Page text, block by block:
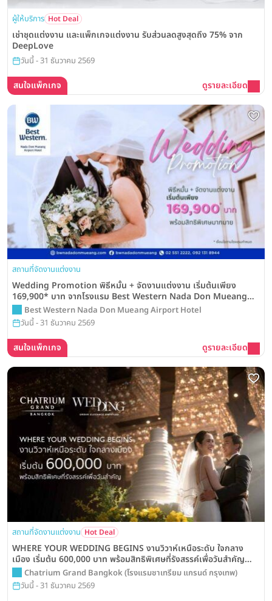
ผู้ให้บริการ Hot Deal
เช่าชุดแต่งงาน และแพ็กเกจแต่งงาน รับส่วนลดสูงสุดถึง 75% จาก
DeepLove
วันนี้ - 31 ธันวาคม 2569
สนใจแพ็กเกจ ดูรายละเอียด
สถานที่จัดงานแต่งงาน
Wedding Promotion พิธีหมั้น + จัดงานแต่งงาน เริ่มต้นเพียง
169,900* บาท จากโรงแรม Best Western Nada Don Mueang
Airport Hotel
Best Western Nada Don Mueang Airport Hotel
วันนี้ - 31 ธันวาคม 2569
สนใจแพ็กเกจ ดูรายละเอียด
สถานที่จัดงานแต่งงาน Hot Deal
WHERE YOUR WEDDING BEGINS งานวิวาห์เหนือระดับ ใจกลาง
เมือง เริ่มต้น 600,000 บาท พร้อมสิทธิพิเศษที่รังสรรค์เพื่อวันสำคัญ
จากโรงแรม Chatrium Grand Bangkok
Chatrium Grand Bangkok (โรงแรมชาเทรียม แกรนด์ กรุงเทพ)
วันนี้ - 31 ธันวาคม 2569